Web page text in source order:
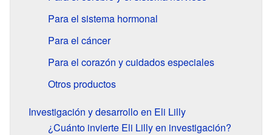
Para el sistema hormonal
Para el cáncer
Para el corazón y cuidados especiales
Otros productos
Investigación y desarrollo en Eli Lilly
¿Cuánto invierte Eli Lilly en investigación?